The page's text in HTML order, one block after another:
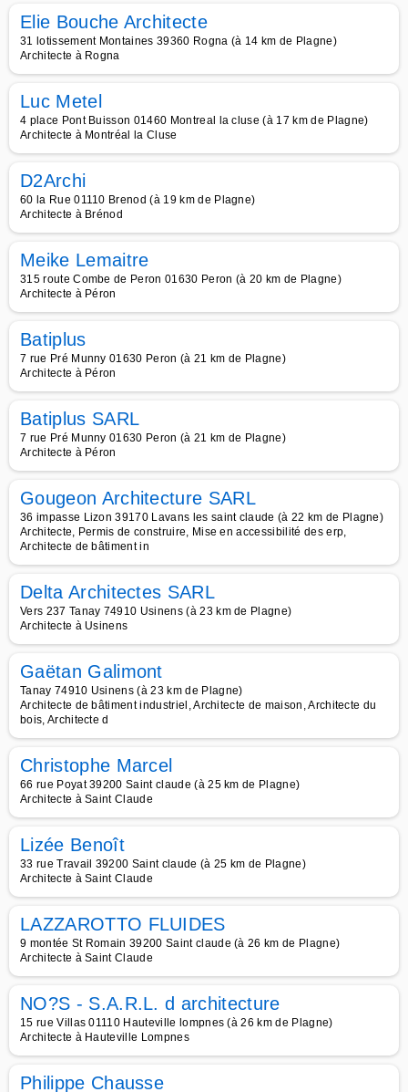
Elie Bouche Architecte
31 lotissement Montaines 39360 Rogna (à 14 km de Plagne)
Architecte à Rogna
Luc Metel
4 place Pont Buisson 01460 Montreal la cluse (à 17 km de Plagne)
Architecte à Montréal la Cluse
D2Archi
60 la Rue 01110 Brenod (à 19 km de Plagne)
Architecte à Brénod
Meike Lemaitre
315 route Combe de Peron 01630 Peron (à 20 km de Plagne)
Architecte à Péron
Batiplus
7 rue Pré Munny 01630 Peron (à 21 km de Plagne)
Architecte à Péron
Batiplus SARL
7 rue Pré Munny 01630 Peron (à 21 km de Plagne)
Architecte à Péron
Gougeon Architecture SARL
36 impasse Lizon 39170 Lavans les saint claude (à 22 km de Plagne)
Architecte, Permis de construire, Mise en accessibilité des erp,
Architecte de bâtiment in
Delta Architectes SARL
Vers 237 Tanay 74910 Usinens (à 23 km de Plagne)
Architecte à Usinens
Gaëtan Galimont
Tanay 74910 Usinens (à 23 km de Plagne)
Architecte de bâtiment industriel, Architecte de maison, Architecte du
bois, Architecte d
Christophe Marcel
66 rue Poyat 39200 Saint claude (à 25 km de Plagne)
Architecte à Saint Claude
Lizée Benoît
33 rue Travail 39200 Saint claude (à 25 km de Plagne)
Architecte à Saint Claude
LAZZAROTTO FLUIDES
9 montée St Romain 39200 Saint claude (à 26 km de Plagne)
Architecte à Saint Claude
NO?S - S.A.R.L. d architecture
15 rue Villas 01110 Hauteville lompnes (à 26 km de Plagne)
Architecte à Hauteville Lompnes
Philippe Chausse